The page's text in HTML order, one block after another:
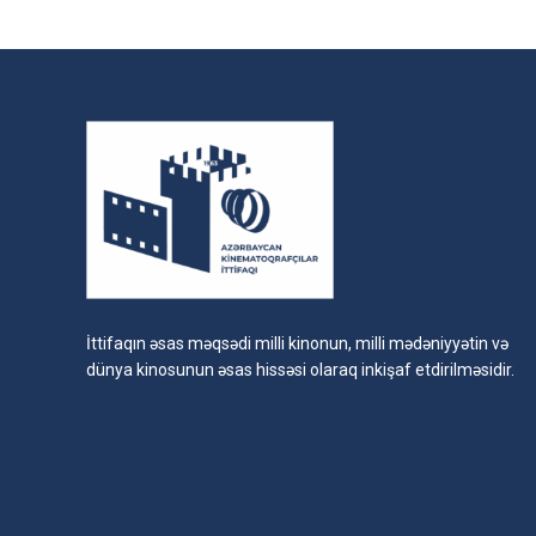
İttifaqın əsas məqsədi milli kinonun, milli mədəniyyətin və
dünya kinosunun əsas hissəsi olaraq inkişaf etdirilməsidir.